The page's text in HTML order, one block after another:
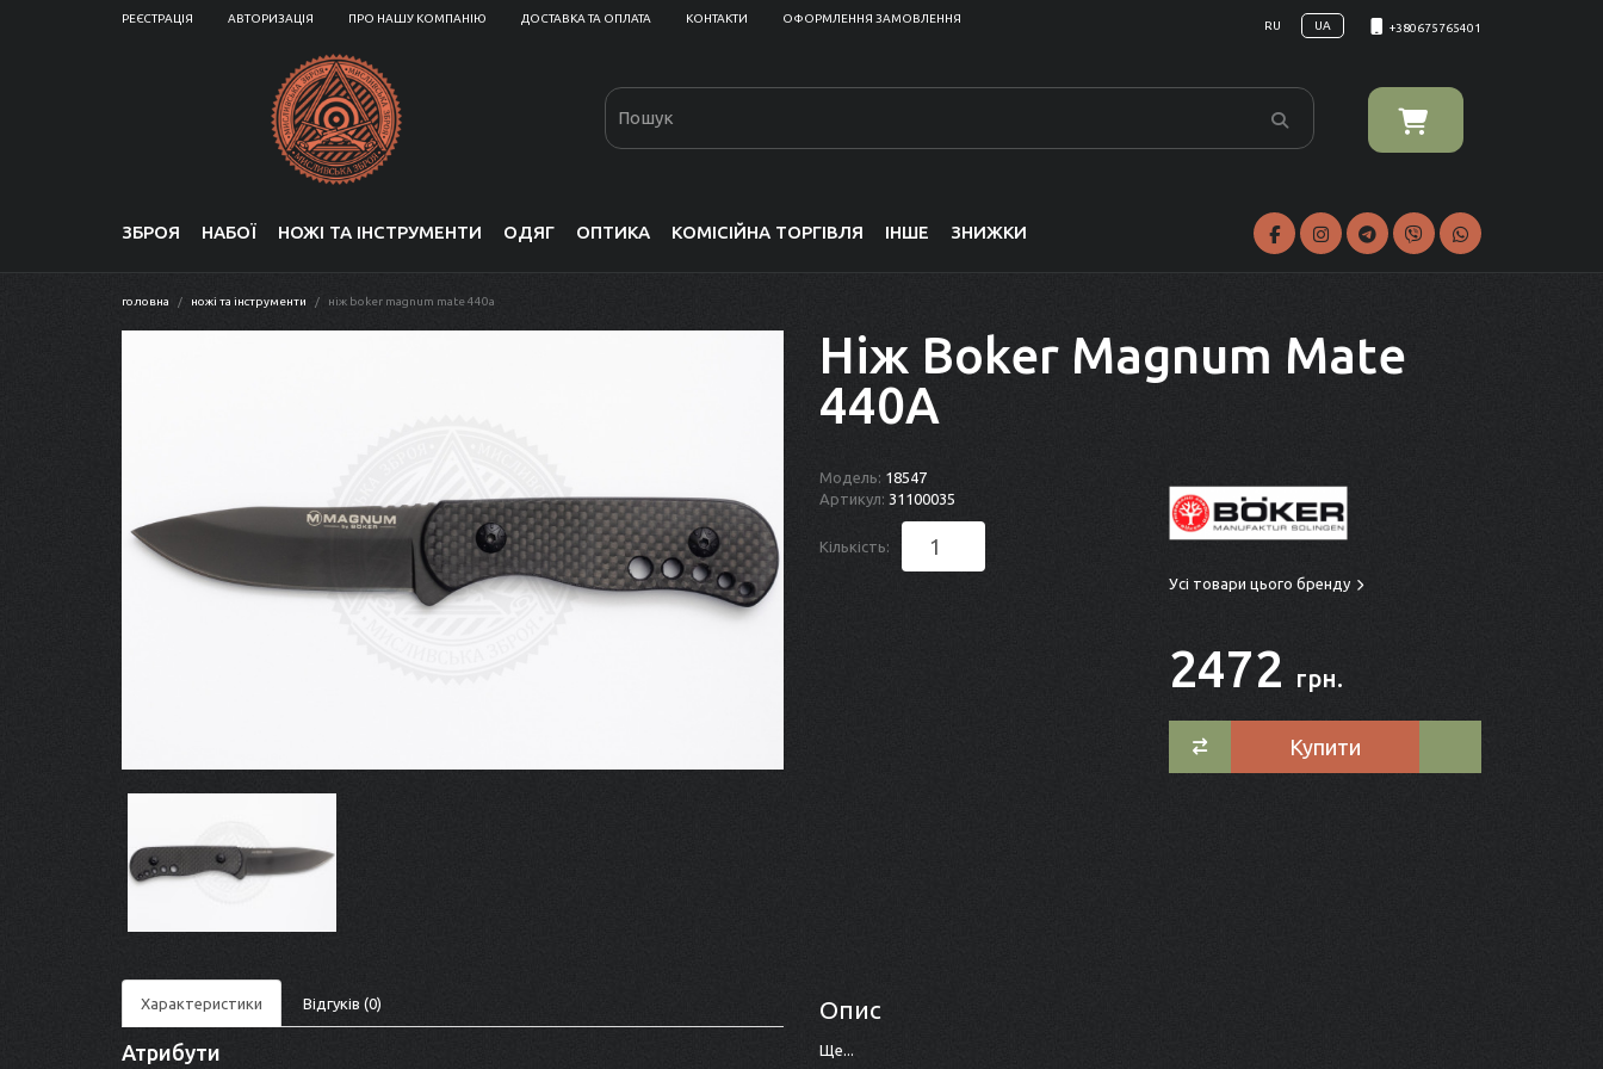
РЕЄСТРАЦІЯ АВТОРИЗАЦІЯ ПРО НАШУ КОМПАНІЮ ДОСТАВКА ТА ОПЛАТА КОНТАКТИ ОФОРМЛЕННЯ ЗАМОВЛЕННЯ
RU UA +380675765401
ЗБРОЯ НАБОЇ НОЖІ ТА ІНСТРУМЕНТИ ОДЯГ ОПТИКА КОМІСІЙНА ТОРГІВЛЯ ІНШЕ ЗНИЖКИ
головна ножі та інструменти ніж boker magnum mate 440a
Ніж Boker Magnum Mate
440A
Модель: 18547
Артикул: 31100035
Кількість:
Усі товари цього бренду
2472 грн.
Купити
Характеристики Відгуків (0)
Атрибути
Опис
Ще...